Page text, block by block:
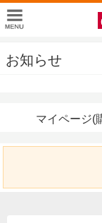
お知らせ
マイページ(